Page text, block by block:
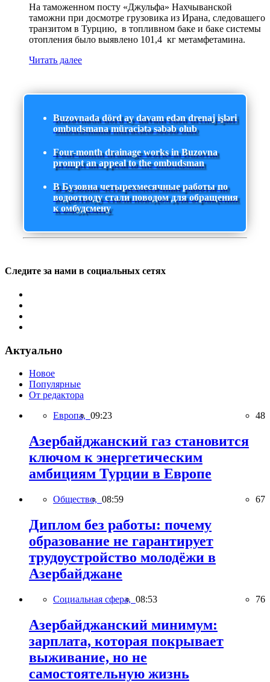
На таможенном посту «Джульфа» Нахчыванской
таможни при досмотре грузовика из Ирана, следовашего
транзитом в Турцию, в топливном баке и баке системы
отопления было выявлено 101,4 кг метамфетамина.
Читать далее
Buzovnada dörd ay davam edən drenaj işləri
ombudsmana müraciətə səbəb olub
Four-month drainage works in Buzovna
prompt an appeal to the ombudsman
В Бузовна четырехмесячные работы по
водоотводу стали поводом для обращения
к омбудсмену
Следите за нами в социальных сетях
Актуально
Новое
Популярные
От редактора
Европа, 09:23 48
Азербайджанский газ становится
ключом к энергетическим
амбициям Турции в Европе
Общество, 08:59 67
Диплом без работы: почему
образование не гарантирует
трудоустройство молодёжи в
Азербайджане
Социальная сфера, 08:53 76
Азербайджанский минимум:
зарплата, которая покрывает
выживание, но не
самостоятельную жизнь